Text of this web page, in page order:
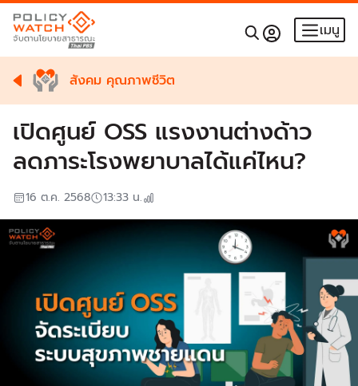
เมนู
สังคม คุณภาพชีวิต
เปิดศูนย์ OSS แรงงานต่างด้าว
ลดภาระโรงพยาบาลได้แค่ไหน?
16 ต.ค. 2568 13:33 น.